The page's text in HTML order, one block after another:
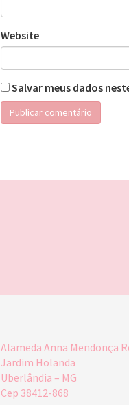
Website
Salvar meus dados
Alameda Anna Mendonça
Jardim Holanda
Uberlândia – MG
Cep 38412-868